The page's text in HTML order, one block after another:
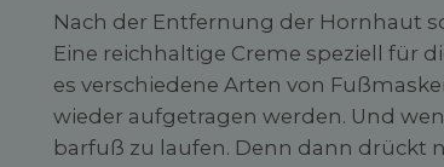
Nach der Entfernung der Hornhaut
Eine reichhaltige Creme speziell für
es verschiedene Arten von
wieder aufgetragen werden. Und
barfuß zu laufen. Denn dann drückt